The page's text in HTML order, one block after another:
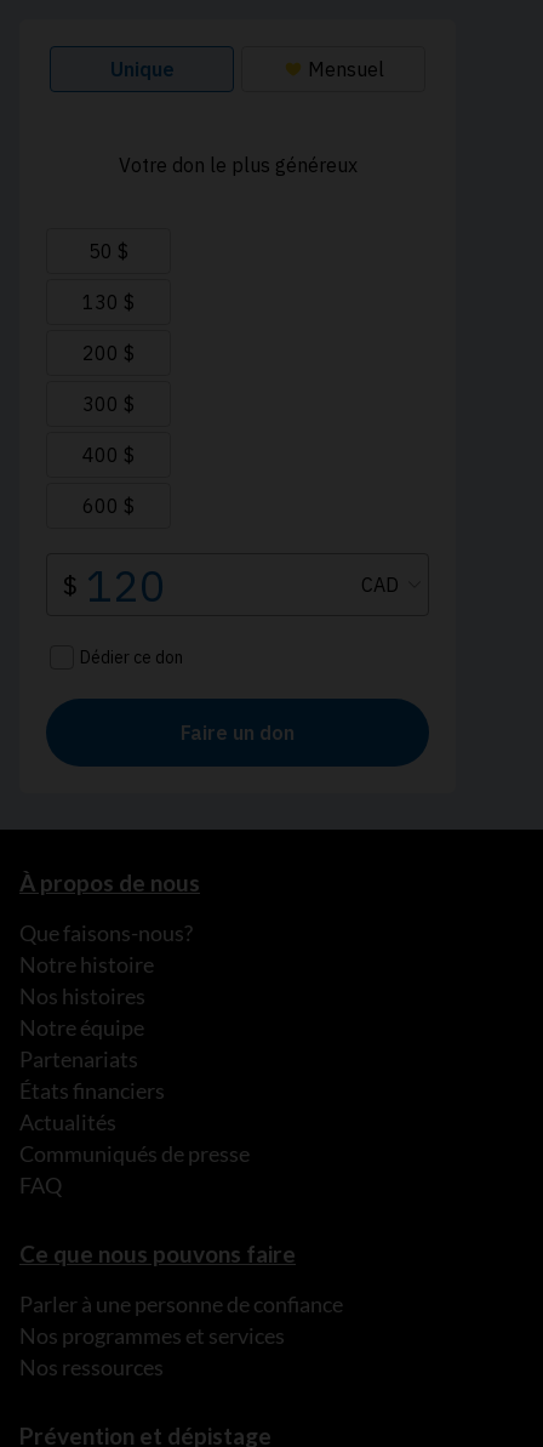
À propos de nous
Que faisons-nous?
Notre histoire
Nos histoires
Notre équipe
Partenariats
États financiers
Actualités
Communiqués de presse
FAQ
Ce que nous pouvons faire
Parler à une personne de confiance
Nos programmes et services
Nos ressources
Prévention et dépistage